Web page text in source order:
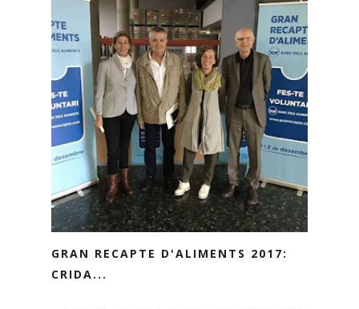
GRAN RECAPTE D'ALIMENTS 2017:
CRIDA...